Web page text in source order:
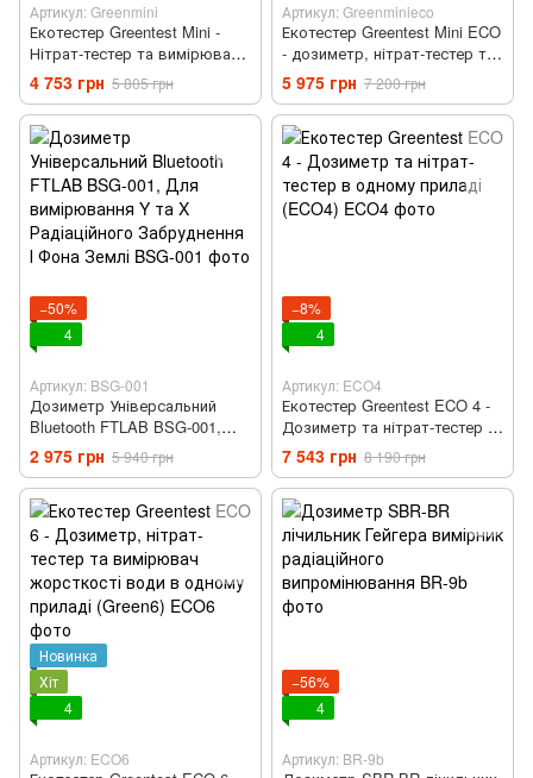
Артикул: Greenmini
Екотестер Greentest Mini -
Нітрат-тестер та вимірювач
жорсткості води в одному
приладі (Greenmini)
4 753 грн 5 805 грн
Артикул: Greenminieco
Екотестер Greentest Mini ECO
- дозиметр, нітрат-тестер та
вимірювач жорсткості води
в одному приладі
5 975 грн 7 200 грн
−50%
4
Артикул: BSG-001
Дозиметр Універсальний
Bluetooth FTLAB BSG-001,
Для вимірювання Y та X
Радіаційного Забруднення І
Фона Землі
2 975 грн 5 940 грн
−8%
4
Артикул: ECO4
Екотестер Greentest ECO 4 -
Дозиметр та нітрат-тестер в
одному приладі (ECO4)
7 543 грн 8 190 грн
Новинка
Хіт
4
Артикул: ECO6
−56%
4
Артикул: BR-9b